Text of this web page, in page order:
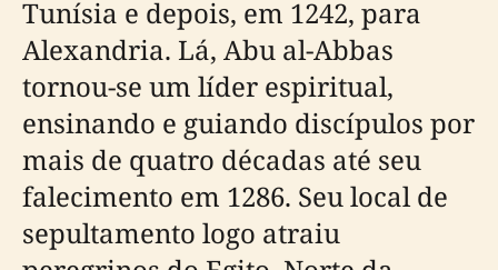
Tunísia e depois, em 1242, para
Alexandria. Lá, Abu al-Abbas
tornou-se um líder espiritual,
ensinando e guiando discípulos por
mais de quatro décadas até seu
falecimento em 1286. Seu local de
sepultamento logo atraiu